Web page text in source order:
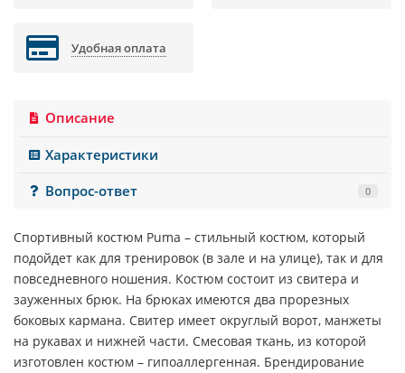
Удобная оплата
Описание
Характеристики
Вопрос-ответ
0
Спортивный костюм Puma – стильный костюм, который
подойдет как для тренировок (в зале и на улице), так и для
повседневного ношения. Костюм состоит из свитера и
зауженных брюк. На брюках имеются два прорезных
боковых кармана. Свитер имеет округлый ворот, манжеты
на рукавах и нижней части. Смесовая ткань, из которой
изготовлен костюм – гипоаллергенная. Брендирование